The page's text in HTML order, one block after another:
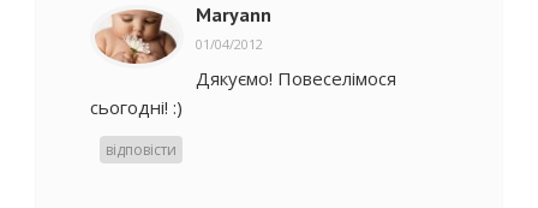
Maryann
01/04/2012
Дякуємо! Повеселімося
сьогодні! :)
відповісти